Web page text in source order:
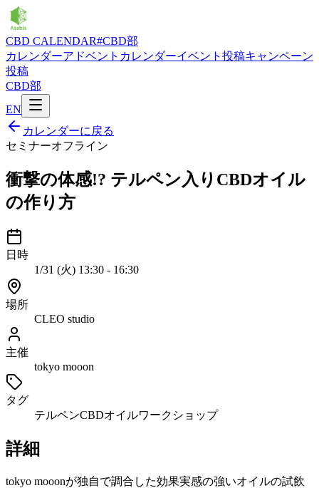
CBD CALENDAR#CBD部
カレンダーアドベントカレンダーイベント投稿キャンペーン
投稿
CBD部
EN
カレンダーに戻る
セミナーオフライン
衝撃の体感!? テルペン入りCBDオイル
の作り方
日時
1/31 (火) 13:30 - 16:30
場所
CLEO studio
主催
tokyo mooon
タグ
テルペンCBDオイルワークショップ
詳細
tokyo mooonが独自で調合した効果実感の強いオイルの試飲